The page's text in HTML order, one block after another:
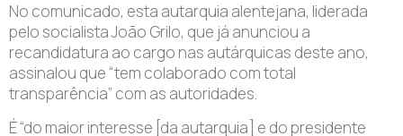
No comunicado, esta autarquia alentejana, liderada
pelo socialista João Grilo, que já anunciou a
recandidatura ao cargo nas autárquicas deste ano,
assinalou que “tem colaborado com total
transparência” com as autoridades.
É “do maior interesse [da autarquia] e do presidente